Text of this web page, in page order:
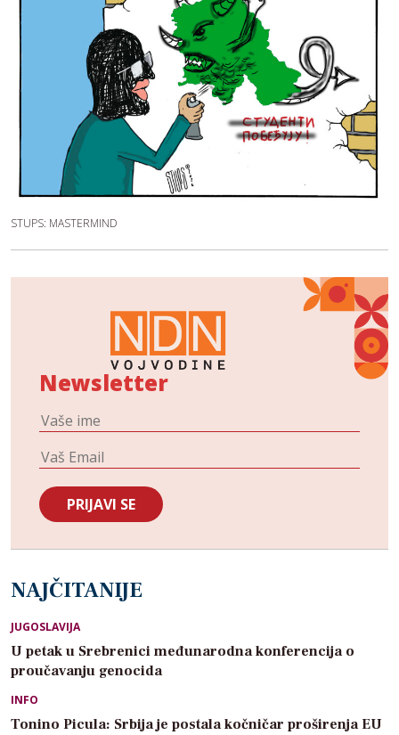
STUPS: MASTERMIND
Newsletter
NAJČITANIJE
JUGOSLAVIJA
U petak u Srebrenici međunarodna konferencija o
proučavanju genocida
INFO
Tonino Picula: Srbija je postala kočničar proširenja EU